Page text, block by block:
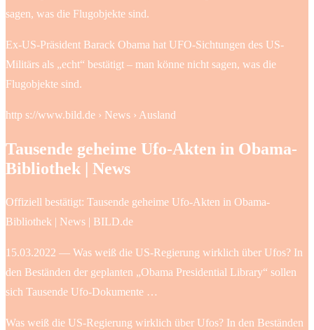
sagen, was die Flugobjekte sind.
Ex-US-Präsident Barack Obama hat UFO-Sichtungen des US-
Militärs als „echt“ bestätigt – man könne nicht sagen, was die
Flugobjekte sind.
http s://www.bild.de › News › Ausland
Tausende geheime Ufo-Akten in Obama-
Bibliothek | News
Offiziell bestätigt: Tausende geheime Ufo-Akten in Obama-
Bibliothek | News | BILD.de
15.03.2022 — Was weiß die US-Regierung wirklich über Ufos? In
den Beständen der geplanten „Obama Presidential Library“ sollen
sich Tausende Ufo-Dokumente …
Was weiß die US-Regierung wirklich über Ufos? In den Beständen